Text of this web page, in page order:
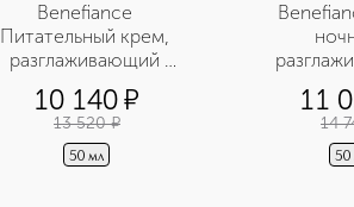
Benefiance
Питательный крем,
разглаживающий
морщины
10 140¤
13 520 ¤
50 мл
11
14
50